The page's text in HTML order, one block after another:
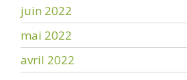
juin 2022
mai 2022
avril 2022